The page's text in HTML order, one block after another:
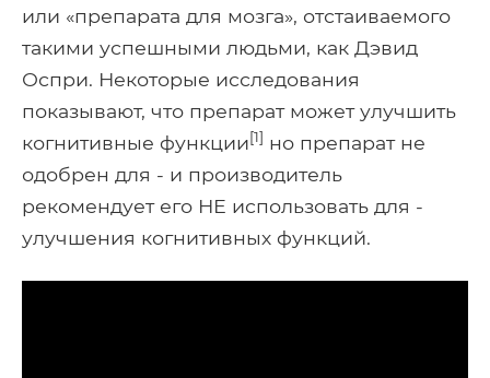
или «препарата для мозга», отстаиваемого
такими успешными людьми, как Дэвид
Оспри. Некоторые исследования
показывают, что препарат может улучшить
когнитивные функции[1] но препарат не
одобрен для - и производитель
рекомендует его НЕ использовать для -
улучшения когнитивных функций.